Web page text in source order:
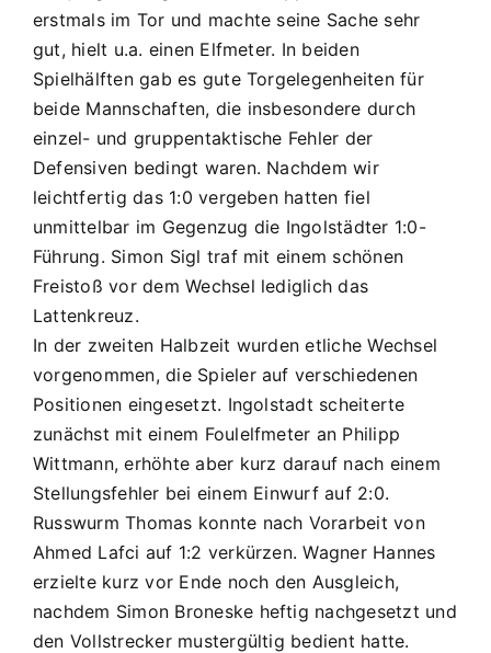
erstmals im Tor und machte seine Sache sehr
gut, hielt u.a. einen Elfmeter. In beiden
Spielhälften gab es gute Torgelegenheiten für
beide Mannschaften, die insbesondere durch
einzel- und gruppentaktische Fehler der
Defensiven bedingt waren. Nachdem wir
leichtfertig das 1:0 vergeben hatten fiel
unmittelbar im Gegenzug die Ingolstädter 1:0-
Führung. Simon Sigl traf mit einem schönen
Freistoß vor dem Wechsel lediglich das
Lattenkreuz.
In der zweiten Halbzeit wurden etliche Wechsel
vorgenommen, die Spieler auf verschiedenen
Positionen eingesetzt. Ingolstadt scheiterte
zunächst mit einem Foulelfmeter an Philipp
Wittmann, erhöhte aber kurz darauf nach einem
Stellungsfehler bei einem Einwurf auf 2:0.
Russwurm Thomas konnte nach Vorarbeit von
Ahmed Lafci auf 1:2 verkürzen. Wagner Hannes
erzielte kurz vor Ende noch den Ausgleich,
nachdem Simon Broneske heftig nachgesetzt und
den Vollstrecker mustergültig bedient hatte.